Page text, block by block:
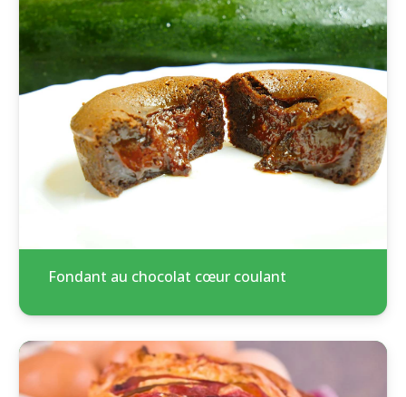
Fondant au chocolat cœur coulant